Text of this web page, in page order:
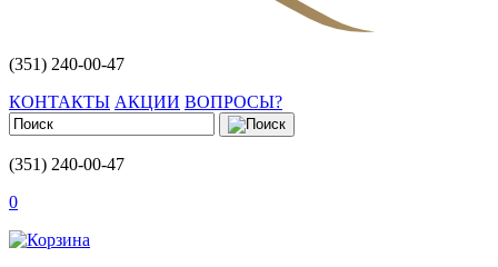
(351) 240-00-47
КОНТАКТЫ АКЦИИ ВОПРОСЫ?
(351) 240-00-47
0